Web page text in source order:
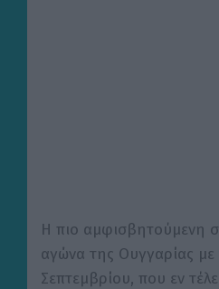
Η πιο αμφισβητούμενη
αγώνα της Ουγγαρίας με
Σεπτεμβρίου, που εν